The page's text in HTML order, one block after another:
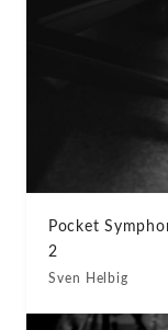
Pocket
2
Sven Helbig